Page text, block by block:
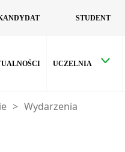
STUDENT
UCZELNIA
> Wydarzenia